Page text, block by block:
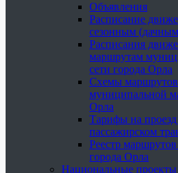
Объявления
Расписание
сезонным
Расписания
маршрутам
сети города Орла
Схемы маршрутов
муниципальной
Орла
Тарифы на проезд
пассажирском
Реестр
города Орла
Национальные